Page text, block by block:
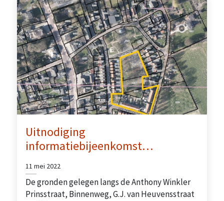
Uitnodiging
informatiebijeenkomst…
11 mei 2022
De gronden gelegen langs de Anthony Winkler
Prinsstraat, Binnenweg, G.J. van Heuvensstraat